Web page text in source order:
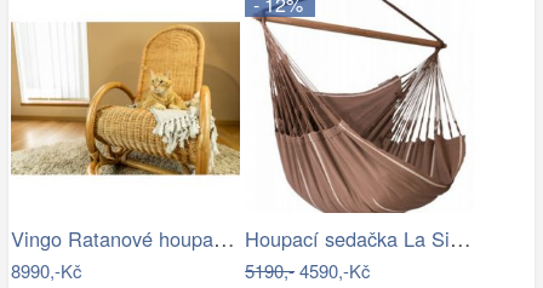
Vingo Ratanové houpací křeslo - medové
8990,-Kč
Houpací sedačka La Siesta HABANA - IN
5190,-4590,-Kč